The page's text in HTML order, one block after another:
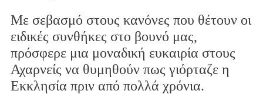
Με σεβασμό στους κανόνες που θέτουν οι
ειδικές συνθήκες στο βουνό μας,
πρόσφερε μια μοναδική ευκαιρία στους
Αχαρνείς να θυμηθούν πως γιόρταζε η
Εκκλησία πριν από πολλά χρόνια.